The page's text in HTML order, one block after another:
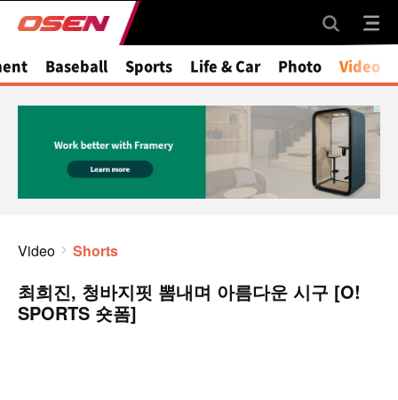
Baseball Sports Life & Car Photo Video
Video Shorts
최희진, 청바지핏 뽐내며 아름다운 시구 [O!
SPORTS 숏폼]